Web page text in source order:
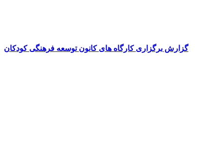
گزارش برگزاری کارگاه های کانون توسعه فرهنگی کودکان